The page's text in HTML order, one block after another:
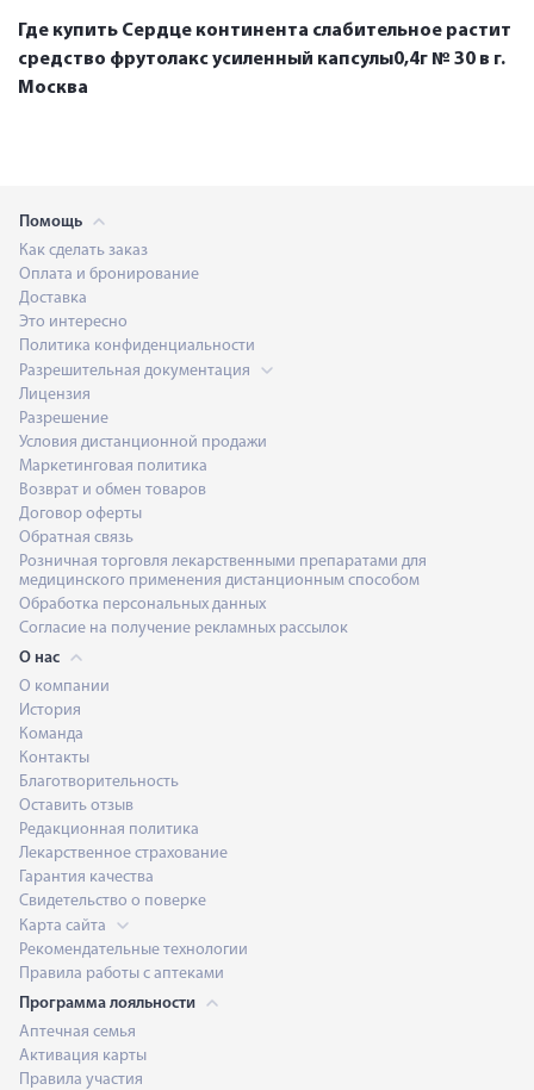
Где купить Сердце континента слабительное растит
средство фрутолакс усиленный капсулы0,4г № 30 в г.
Москва
Помощь
Как сделать заказ
Оплата и бронирование
Доставка
Это интересно
Политика конфиденциальности
Разрешительная документация
Лицензия
Разрешение
Условия дистанционной продажи
Маркетинговая политика
Возврат и обмен товаров
Договор оферты
Обратная связь
Розничная торговля лекарственными препаратами для
медицинского применения дистанционным способом
Обработка персональных данных
Согласие на получение рекламных рассылок
О нас
О компании
История
Команда
Контакты
Благотворительность
Оставить отзыв
Редакционная политика
Лекарственное страхование
Гарантия качества
Свидетельство о поверке
Карта сайта
Рекомендательные технологии
Правила работы с аптеками
Программа лояльности
Аптечная семья
Активация карты
Правила участия